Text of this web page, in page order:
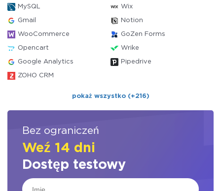
MySQL Wix
Gmail Notion
WooCommerce GoZen Forms
Opencart Wrike
Google Analytics Pipedrive
ZOHO CRM
pokaż wszystko (+216)
Bez ograniczeń
Weź 14 dni
Dostęp testowy